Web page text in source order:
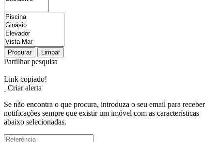
Procurar Limpar
Partilhar pesquisa
Link copiado!
Criar alerta
Se não encontra o que procura, introduza o seu email para receber
notificações sempre que existir um imóvel com as características
abaixo selecionadas.